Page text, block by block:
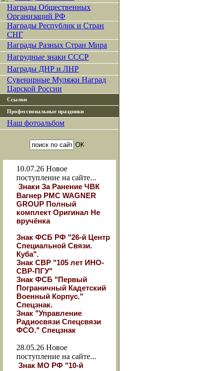
Награды Общественных
Организаций РФ
Награды Республик и Стран
СНГ
Награды Разных Стран Мира
Нагрудные знаки СССР
Награды ДНР и ЛНР
Сувенирные Муляжи Наград
Царской России
Ссылки
Профессиональные праздники
Наш фотоальбом
10.07.26 Новое
поступление на сайте...
Знаки За Ранение ЧВК
Вагнер РМС WAGNER
GROUP Полный
комплект Оригинал Не
вручёнка
Знак ФСБ РФ "26-й Центр
Специальной Связи.
Куба".
Знак СВР "105 лет ИНО-
СВР-ПГУ"
Знак ФСБ "Первый
Пограничный Кадетский
Военный Корпус."
Спецзнак.
Знак "Управление
Радиосвязи Спецсвязи
ФСО." Спецзнак
28.05.26 Новое
поступление на сайте...
Знак МО РФ "10-й